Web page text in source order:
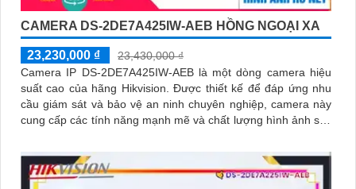
CAMERA DS-2DE7A425IW-AEB HỒNG NGOẠI XA
23,230,000 ₫
23,430,000 ₫
Camera IP DS-2DE7A425IW-AEB là một dòng camera hiệu
suất cao của hãng Hikvision. Được thiết kế để đáp ứng nhu
cầu giám sát và bảo vệ an ninh chuyên nghiệp, camera này
cung cấp các tính năng mạnh mẽ và chất lượng hình ảnh sắc